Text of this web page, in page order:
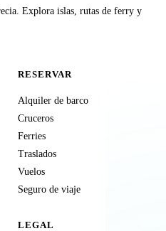
Explora islas, rutas de ferry y
RESERVAR
Alquiler de barco
Cruceros
Ferries
Traslados
Vuelos
Seguro de viaje
LEGAL